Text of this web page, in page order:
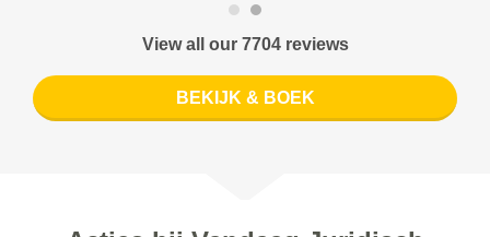
View all our 7704 reviews
BEKIJK & BOEK